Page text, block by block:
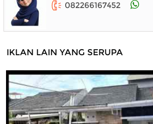
082266167452
IKLAN LAIN YANG SERUPA